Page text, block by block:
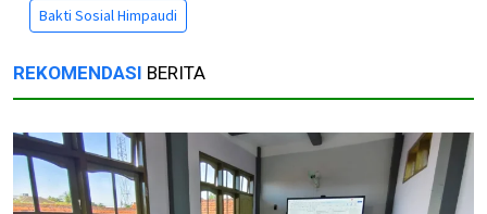
Bakti Sosial Himpaudi
REKOMENDASI BERITA